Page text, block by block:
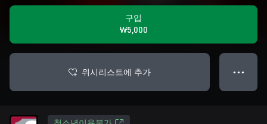
구입
₩5,000
위시리스트에 추가 ● ● ●